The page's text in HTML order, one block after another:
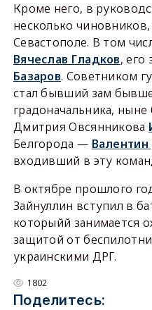
Кроме него, в
несколько
Севастополе. В том
Вячеслав Гладков, его
Базаров. Советником
стал бывший зам
градоначальника,
Дмитрия Овсянникова
Белгорода —
входивший в эту
В октябре прошлого
Зайнуллин вступил в
которыйй занимается
защитой от
украинскими ДРГ.
1802
Поделитесь: